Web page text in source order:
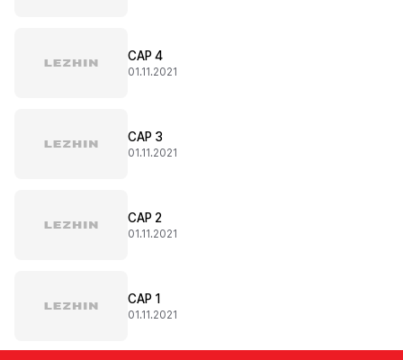
CAP 4
01.11.2021
CAP 3
01.11.2021
CAP 2
01.11.2021
CAP 1
01.11.2021